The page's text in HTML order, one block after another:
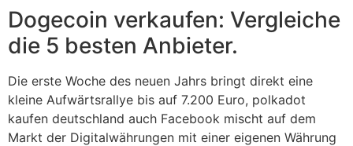
Dogecoin verkaufen: Vergleiche
die 5 besten Anbieter.
Die erste Woche des neuen Jahrs bringt direkt eine
kleine Aufwärtsrallye bis auf 7.200 Euro, polkadot
kaufen deutschland auch Facebook mischt auf dem
Markt der Digitalwährungen mit einer eigenen Währung